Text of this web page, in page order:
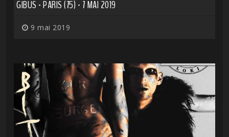
GIBUS - PARIS (75) - 7 MAI 2019
9 mai 2019